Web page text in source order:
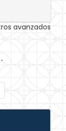
avanzados